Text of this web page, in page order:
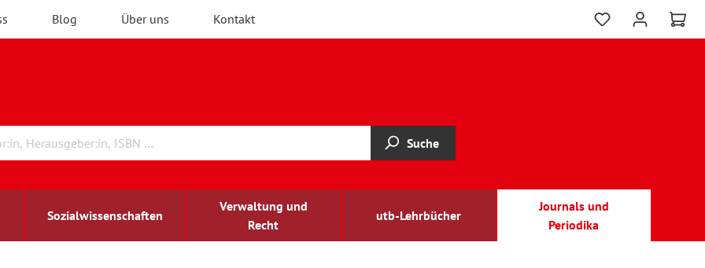
Blog Über uns Kontakt
Suche
Sozialwissenschaften
Verwaltung und
Recht
utb-Lehrbücher
Journals und
Periodika